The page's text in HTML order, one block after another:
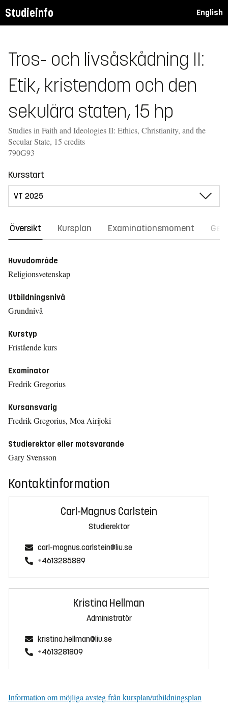
Studieinfo English
Tros- och livsåskådning II:
Etik, kristendom och den
sekulära staten, 15 hp
Studies in Faith and Ideologies II: Ethics, Christianity, and the
Secular State, 15 credits
790G93
Kursstart
Översikt Kursplan Examinationsmoment
Huvudområde
Religionsvetenskap
Utbildningsnivå
Grundnivå
Kurstyp
Fristående kurs
Examinator
Fredrik Gregorius
Kursansvarig
Fredrik Gregorius, Moa Airijoki
Studierektor eller motsvarande
Gary Svensson
Kontaktinformation
Carl-Magnus Carlstein
Studierektor
carl-magnus.carlstein@liu.se
+4613285889
Kristina Hellman
Administratör
kristina.hellman@liu.se
+4613281809
Information om möjliga avsteg från kursplan/utbildningsplan